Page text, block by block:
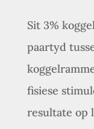
Sit 3%
paartyd
fisiese
resultate op